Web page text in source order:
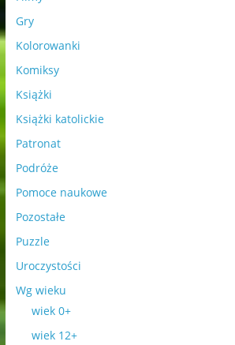
Gry
Kolorowanki
Komiksy
Książki
Książki katolickie
Patronat
Podróże
Pomoce naukowe
Pozostałe
Puzzle
Uroczystości
Wg wieku
wiek 0+
wiek 12+